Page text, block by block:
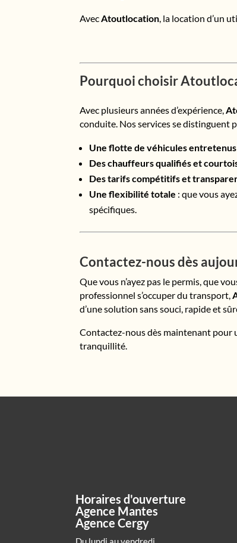
AvecAtoutlocation, la location d’un
Pourquoi choisir
Avec plusieurs années d’expérience,
conduite. Nos services se distinguent
Une flotte de véhicules entretenus
Des chauffeurs qualifiés et
Des tarifs compétitifs et
Une flexibilité totale : que vous
spécifiques.
Contactez-nous dès
Que vous n’ayez pas le permis, que
professionnel s’occuper du transport,
d’une solution sans souci, rapide et
Contactez-nous dès maintenant pour
tranquillité.
Horaires d'ouverture
Agence Mantes
Agence Cergy